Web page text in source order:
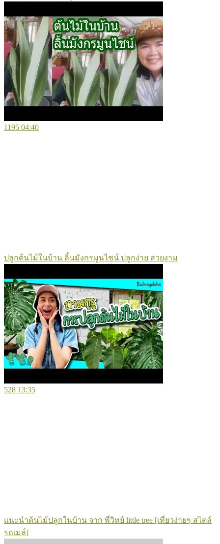
1195 04:40
ปลูกต้นไม้ในบ้าน ลิ้นมังกรมูนไชน์ ปลูกง่าย สวยงาม
528 13:35
แนะนำต้นไม้ปลูกในบ้าน จาก พี่วิทย์ little tree [เที่ยวง่ายๆ สไตล์
รถเมล์]